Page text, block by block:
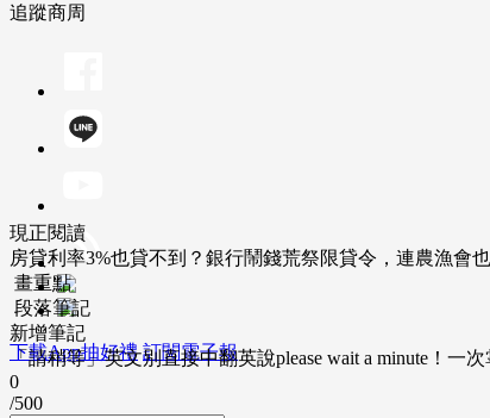
追蹤商周
下載App抽好禮 訂閱電子報
現正閱讀
房貸利率3%也貸不到？銀行鬧錢荒祭限貸令，連農漁會
畫重點
段落筆記
新增筆記
「請稍等」英文別直接中翻英說please wait a minute！一
0
/500